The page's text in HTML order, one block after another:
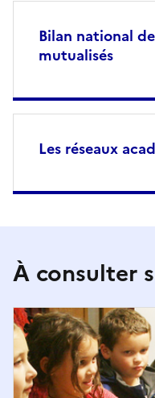
Bilan national
mutualisés
Les réseaux
À consulter